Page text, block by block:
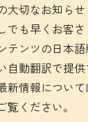
大切なお知らせ
でも早くお客
テンツの日本
自動翻訳で提
新情報について
覧ください。